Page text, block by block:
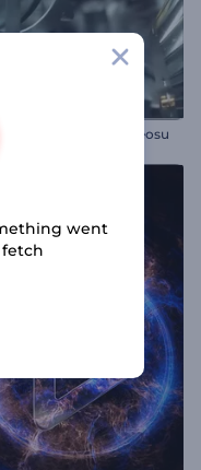
Yapısı Giriş Videosu
went